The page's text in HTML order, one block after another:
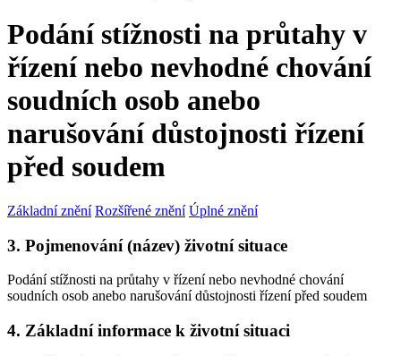
Podání stížnosti na průtahy v
řízení nebo nevhodné chování
soudních osob anebo
narušování důstojnosti řízení
před soudem
Základní znění Rozšířené znění Úplné znění
3. Pojmenování (název) životní situace
Podání stížnosti na průtahy v řízení nebo nevhodné chování
soudních osob anebo narušování důstojnosti řízení před soudem
4. Základní informace k životní situaci